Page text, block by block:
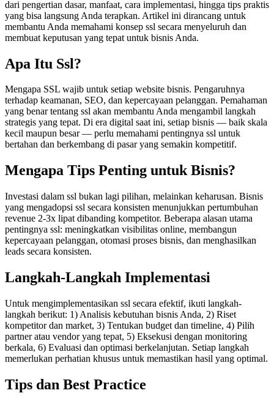
dari pengertian dasar, manfaat, cara implementasi, hingga tips praktis
yang bisa langsung Anda terapkan. Artikel ini dirancang untuk
membantu Anda memahami konsep ssl secara menyeluruh dan
membuat keputusan yang tepat untuk bisnis Anda.
Apa Itu Ssl?
Mengapa SSL wajib untuk setiap website bisnis. Pengaruhnya
terhadap keamanan, SEO, dan kepercayaan pelanggan. Pemahaman
yang benar tentang ssl akan membantu Anda mengambil langkah
strategis yang tepat. Di era digital saat ini, setiap bisnis — baik skala
kecil maupun besar — perlu memahami pentingnya ssl untuk
bertahan dan berkembang di pasar yang semakin kompetitif.
Mengapa Tips Penting untuk Bisnis?
Investasi dalam ssl bukan lagi pilihan, melainkan keharusan. Bisnis
yang mengadopsi ssl secara konsisten menunjukkan pertumbuhan
revenue 2-3x lipat dibanding kompetitor. Beberapa alasan utama
pentingnya ssl: meningkatkan visibilitas online, membangun
kepercayaan pelanggan, otomasi proses bisnis, dan menghasilkan
leads secara konsisten.
Langkah-Langkah Implementasi
Untuk mengimplementasikan ssl secara efektif, ikuti langkah-
langkah berikut: 1) Analisis kebutuhan bisnis Anda, 2) Riset
kompetitor dan market, 3) Tentukan budget dan timeline, 4) Pilih
partner atau vendor yang tepat, 5) Eksekusi dengan monitoring
berkala, 6) Evaluasi dan optimasi berkelanjutan. Setiap langkah
memerlukan perhatian khusus untuk memastikan hasil yang optimal.
Tips dan Best Practice